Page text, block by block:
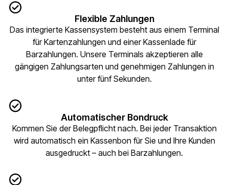
Flexible Zahlungen
Das integrierte Kassensystem besteht aus einem Terminal
für Kartenzahlungen und einer Kassenlade für
Barzahlungen. Unsere Terminals akzeptieren alle
gängigen Zahlungsarten und genehmigen Zahlungen in
unter fünf Sekunden.
Automatischer Bondruck
Kommen Sie der Belegpflicht nach. Bei jeder Transaktion
wird automatisch ein Kassenbon für Sie und Ihre Kunden
ausgedruckt – auch bei Barzahlungen.